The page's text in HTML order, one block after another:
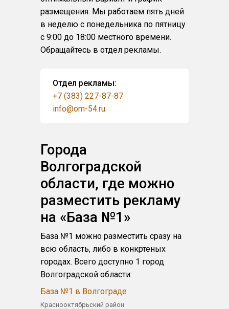
размещения. Мы работаем пять дней
в неделю с понедельника по пятницу
с 9:00 до 18:00 местного времени.
Обращайтесь в отдел рекламы.
Отдел рекламы:
+7 (383) 227-87-87
info@om-54.ru
Города
Волгоградской
области, где можно
разместить рекламу
на «База №1»
База №1 можно разместить сразу на
всю область, либо в конкртеных
городах. Всего доступно 1 город
Волгоградской области:
База №1 в Волгограде
Краснооктябрьский район